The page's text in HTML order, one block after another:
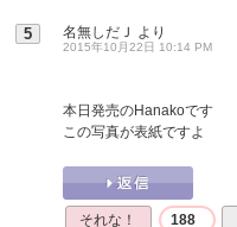
5 名無しだＪ より
2015年10月22日 10:14 PM
本日発売のHanakoです
この写真が表紙ですよ
それな！ 188